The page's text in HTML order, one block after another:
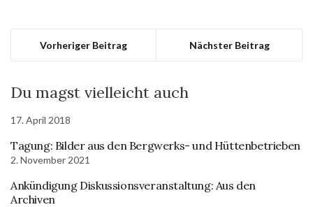
Vorheriger Beitrag Nächster Beitrag
Du magst vielleicht auch
17. April 2018
Tagung: Bilder aus den Bergwerks- und Hüttenbetrieben
2. November 2021
Ankündigung Diskussionsveranstaltung: Aus den
Archiven